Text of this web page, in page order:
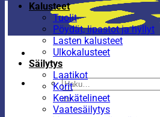
Etsi:
Kalusteet
Tuolit
Pöydät, lipastot ja hyllyt
Lasten kalusteet
Ulkokalusteet
Säilytys
Laatikot
Korit
Kenkätelineet
Vaatesäilytys